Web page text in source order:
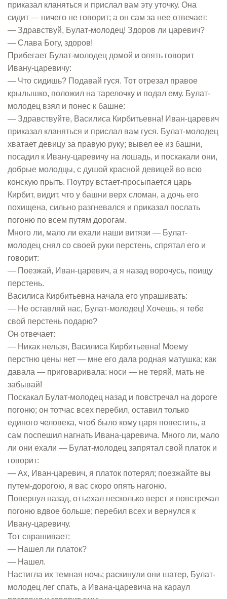
приказал кланяться и прислал вам эту уточку. Она
сидит — ничего не говорит; а он сам за нее отвечает:
— Здравствуй, Булат-молодец! Здоров ли царевич?
— Слава Богу, здоров!
Прибегает Булат-молодец домой и опять говорит
Ивану-царевичу:
— Что сидишь? Подавай гуся. Тот отрезал правое
крылышко, положил на тарелочку и подал ему. Булат-
молодец взял и понес к башне:
— Здравствуйте, Василиса Кирбитьевна! Иван-царевич
приказал кланяться и прислал вам гуся. Булат-молодец
хватает девицу за правую руку; вывел ее из башни,
посадил к Ивану-царевичу на лошадь, и поскакали они,
добрые молодцы, с душой красной девицей во всю
конскую прыть. Поутру встает-просыпается царь
Кирбит, видит, что у башни верх сломан, а дочь его
похищена, сильно разгневался и приказал послать
погоню по всем путям дорогам.
Много ли, мало ли ехали наши витязи — Булат-
молодец снял со своей руки перстень, спрятал его и
говорит:
— Поезжай, Иван-царевич, а я назад ворочусь, поищу
перстень.
Василиса Кирбитьевна начала его упрашивать:
— Не оставляй нас, Булат-молодец! Хочешь, я тебе
свой перстень подарю?
Он отвечает:
— Никак нельзя, Василиса Кирбитьевна! Моему
перстню цены нет — мне его дала родная матушка; как
давала — приговаривала: носи — не теряй, мать не
забывай!
Поскакал Булат-молодец назад и повстречал на дороге
погоню; он тотчас всех перебил, оставил только
единого человека, чтоб было кому царя повестить, а
сам поспешил нагнать Ивана-царевича. Много ли, мало
ли они ехали — Булат-молодец запрятал свой платок и
говорит:
— Ах, Иван-царевич, я платок потерял; поезжайте вы
путем-дорогою, я вас скоро опять нагоню.
Повернул назад, отъехал несколько верст и повстречал
погоню вдвое больше; перебил всех и вернулся к
Ивану-царевичу.
Тот спрашивает:
— Нашел ли платок?
— Нашел.
Настигла их темная ночь; раскинули они шатер, Булат-
молодец лег спать, а Ивана-царевича на караул